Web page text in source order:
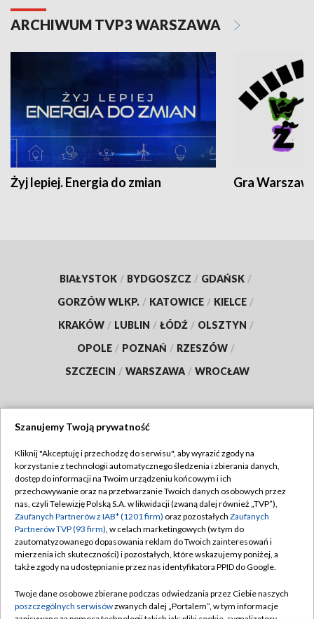
ARCHIWUM TVP3 WARSZAWA
Żyj lepiej. Energia do zmian Gra
BIAŁYSTOK / BYDGOSZCZ / GDAŃSK /
GORZÓW WLKP. / KATOWICE / KIELCE /
KRAKÓW / LUBLIN / ŁÓDŹ / OLSZTYN /
OPOLE / POZNAŃ / RZESZÓW /
SZCZECIN / WARSZAWA / WROCŁAW
TVP
Abonament TVP
Emisja w TVP
Centrum informacji TVP
Naziemna Telewizja Cyfrowa
Rada Programowa
Regulamin TVP
Polityka prywatności
Moje zgody
Pomoc
Kontakt
Szanujemy Twoją prywatność
Kliknij "Akceptuję i przechodzę do serwisu", aby wyrazić zgody na
korzystanie z technologii automatycznego śledzenia i zbierania danych,
dostęp do informacji na Twoim urządzeniu końcowym i ich
przechowywanie oraz na przetwarzanie Twoich danych osobowych przez
nas, czyli Telewizję Polską S.A. w likwidacji (zwaną dalej również „TVP”),
Zaufanych Partnerów z IAB* (1201 firm) oraz pozostałych Zaufanych
Partnerów TVP (93 firm), w celach marketingowych (w tym do
zautomatyzowanego dopasowania reklam do Twoich zainteresowań i
mierzenia ich skuteczności) i pozostałych, które wskazujemy poniżej, a
także zgody na udostępnianie przez nas identyfikatora PPID do Google.
Twoje dane osobowe zbierane podczas odwiedzania przez Ciebie naszych
poszczególnych serwisówzwanych dalej „Portalem”, w tym informacje